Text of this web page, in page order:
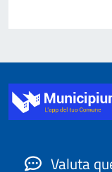
Valuta